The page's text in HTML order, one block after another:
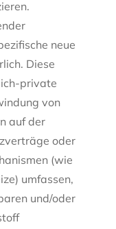
neue
Diese
private
von
auf der
oder
(wie
umfassen,
und/oder